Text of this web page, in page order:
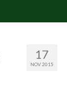
17
NOV 2015